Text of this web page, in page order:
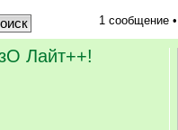
1 сообщение
Лайт++!